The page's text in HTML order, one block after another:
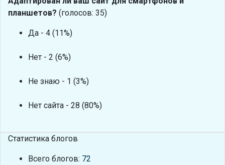
планшетов? (голосов: 35)
Да - 4 (11%)
Нет - 2 (6%)
Не знаю - 1 (3%)
Нет сайта - 28 (80%)
Статистика блогов
Всего блогов: 72